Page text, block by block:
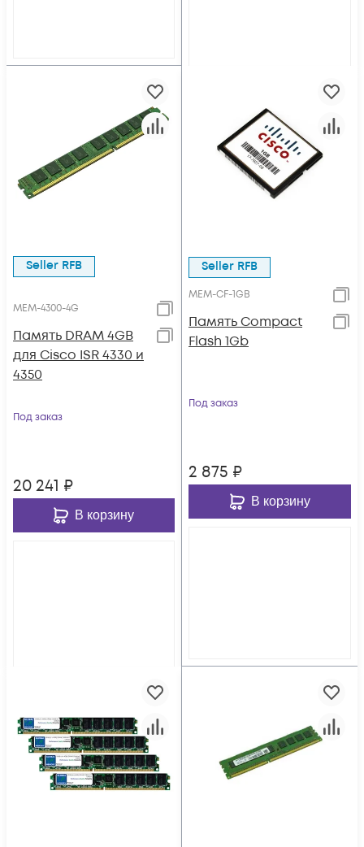
Seller RFB
MEM-4300-4G
Память DRAM 4GB
для Cisco ISR 4330 и
4350
Под заказ
20 241 ₽
В корзину
Seller RFB
MEM-CF-1GB
Память Compact
Flash 1Gb
Под заказ
2 875 ₽
В корзину